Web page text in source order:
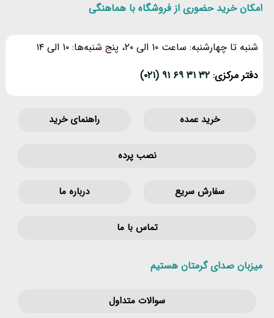
امکان خرید حضوری از فروشگاه با هماهنگی
شنبه تا چهارشنبه: ساعت ۱۰ الی ۲۰، پنج شنبه‌ها: ۱۰ الی ۱۴
دفتر مرکزی: ۳۲ ۳۱ ۶۹ ۹۱ (۰۲۱)
خرید عمده راهنمای خرید
نصب پرده
سفارش سریع درباره ما
تماس با ما
میزبان صدای گرمتان هستیم
سوالات متداول